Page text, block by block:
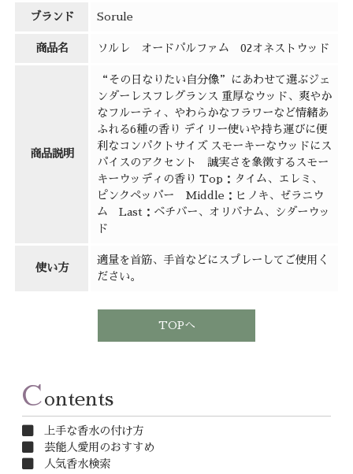
ブランド Sorule
商品名 ソルレ オードパルファム 02オネストウッド
商品説明
“その日なりたい自分像”にあわせて選ぶジェ
ンダーレスフレグランス 重厚なウッド、爽やか
なフルーティ、やわらかなフラワーなど情緒あ
ふれる6種の香り デイリー使いや持ち運びに便
利なコンパクトサイズ スモーキーなウッドにス
パイスのアクセント 誠実さを象徴するスモー
キーウッディの香り Top：タイム、エレミ、
ピンクペッパー Middle：ヒノキ、ゼラニウ
ム Last：ベチバー、オリバナム、シダーウッ
ド
使い方
適量を首筋、手首などにスプレーしてご使用く
ださい。
TOPへ
Contents
上手な香水の付け方
芸能人愛用のおすすめ
人気香水検索